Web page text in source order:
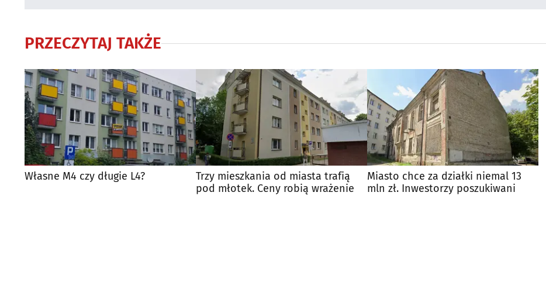
PRZECZYTAJ TAKŻE
Własne M4 czy długie L4?
Trzy mieszkania od miasta trafią
pod młotek. Ceny robią wrażenie
Miasto chce za działki niemal 13
mln zł. Inwestorzy poszukiwani